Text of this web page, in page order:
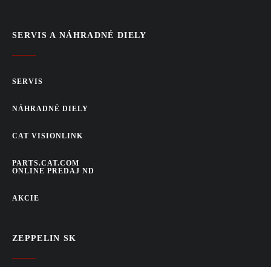
SERVIS A NÁHRADNÉ DIELY
SERVIS
NÁHRADNÉ DIELY
CAT VISIONLINK
PARTS.CAT.COM
ONLINE PREDAJ ND
AKCIE
ZEPPELIN SK